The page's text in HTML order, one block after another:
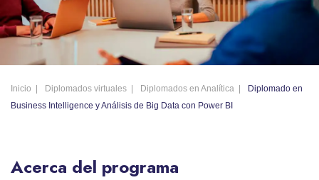
Inicio Diplomados virtuales Diplomados en Analítica
Diplomado en
Business Intelligence y Análisis de Big Data con Power BI
Acerca del programa